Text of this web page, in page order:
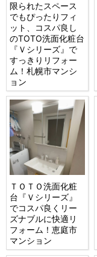
限られたスペース
でもぴったりフィ
ット、コスパ良し
のTOTO洗面化粧台
『Ｖシリーズ』で
すっきりリフォー
ム！札幌市マンシ
ョン
ＴＯＴＯ洗面化粧
台『Ｖシリーズ』
でコスパ良くリー
ズナブルに快適リ
フォーム！恵庭市
マンション